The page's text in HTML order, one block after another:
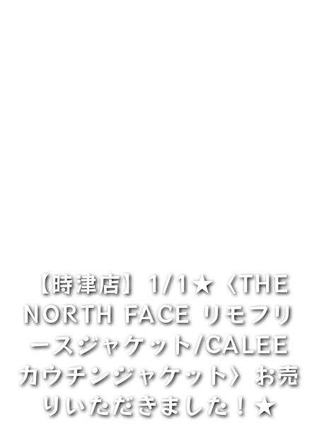
【時津店】1/1★〈THE
NORTH FACE リモフリ
ースジャケット/CALEE
カウチンジャケット〉お売
りいただきました！★